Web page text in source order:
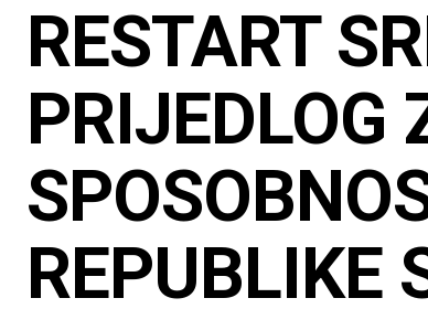
RESTART
PRIJEDLOG
REPUBLIKE